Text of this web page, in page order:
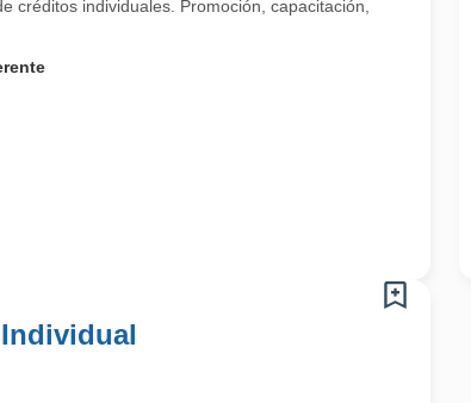
créditos individuales. Promoción, capacitación,